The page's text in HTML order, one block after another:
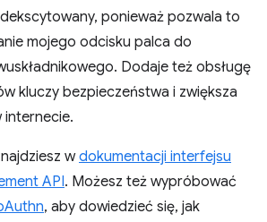
ponieważ pozwala to
mojego odcisku palca do
Dodaje też obsługę
kluczy bezpieczeństwa i zwiększa
wdokumentacji interfejsu
API. Możesz też wypróbować
, aby dowiedzieć się, jak